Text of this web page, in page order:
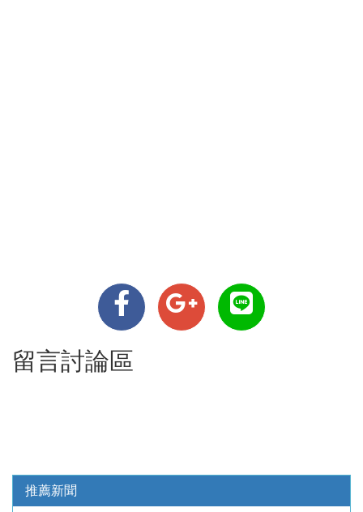
留言討論區
推薦新聞